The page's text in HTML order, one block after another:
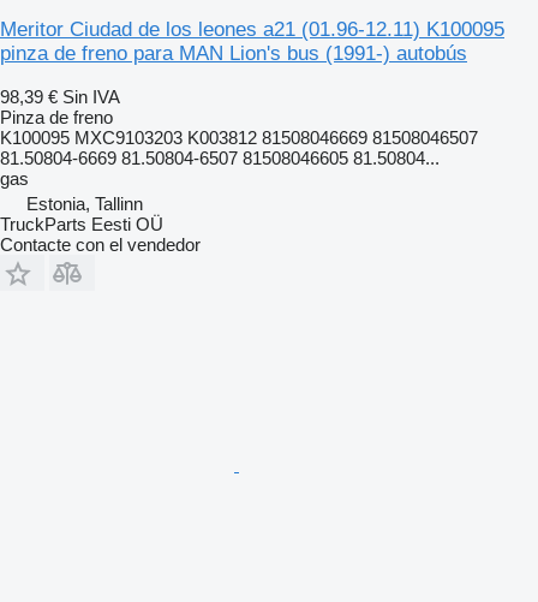
Meritor Ciudad de los leones a21 (01.96-12.11) K100095
pinza de freno para MAN Lion's bus (1991-) autobús
98,39 € Sin IVA
Pinza de freno
K100095 MXC9103203 K003812 81508046669 81508046507
81.50804-6669 81.50804-6507 81508046605 81.50804...
gas
Estonia, Tallinn
TruckParts Eesti OÜ
Contacte con el vendedor